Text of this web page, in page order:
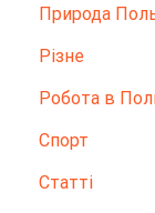
Природа
Різне
Робота в
Спорт
Статті